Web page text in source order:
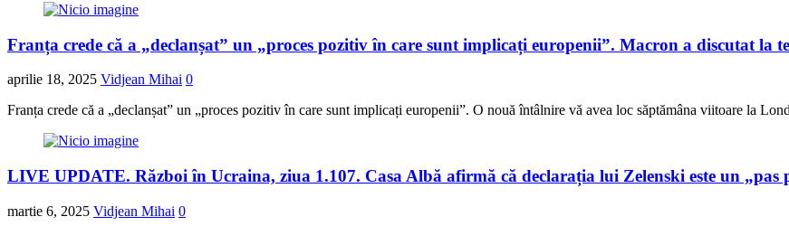
Franța crede că a „declanșat” un „proces pozitiv în care sunt implicați europenii”. Macron a discutat la
aprilie 18, 2025 Vidjean Mihai 0
Franța crede că a „declanșat” un „proces pozitiv în care sunt implicați europenii”. O nouă întâlnire vă avea loc săptămâna viitoare la
LIVE UPDATE. Război în Ucraina, ziua 1.107. Casa Albă afirmă că declarația lui Zelenski este un „pas
martie 6, 2025 Vidjean Mihai 0